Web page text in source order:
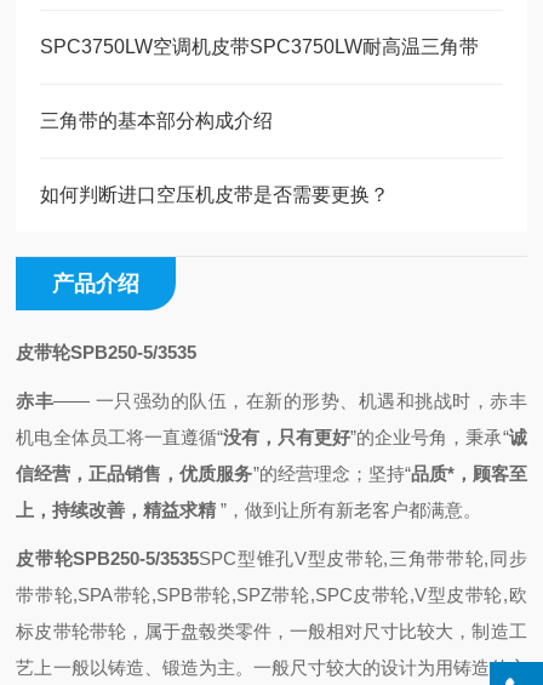
SPC3750LW空调机皮带SPC3750LW耐高温三角带
三角带的基本部分构成介绍
如何判断进口空压机皮带是否需要更换？
产品介绍
皮带轮SPB250-5/3535
赤丰—— 一只强劲的队伍， 在新的形势、机遇和挑战时，赤丰
机电全体员工将一直遵循“没有，只有更好”的企业号角，秉承“诚
信经营，正品销售，优质服务”的经营理念； 坚持“品质*，顾客至
上，持续改善，精益求精 ”，做到让所有新老客户都满意。
皮带轮SPB250-5/3535SPC型锥孔V型皮带轮,三角带带轮,同步
带带轮,SPA带轮,SPB带轮,SPZ带轮,SPC皮带轮,V型皮带轮,欧
标皮带轮带轮，属于盘毂类零件，一般相对尺寸比较大，制造工
艺上一般以铸造、锻造为主。一般尺寸较大的设计为用铸造的方